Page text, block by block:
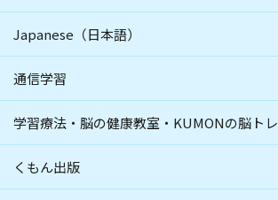
Japanese（日本語）
通信学習
学習療法・脳の健康教室・KUMONの脳トレ
くもん出版